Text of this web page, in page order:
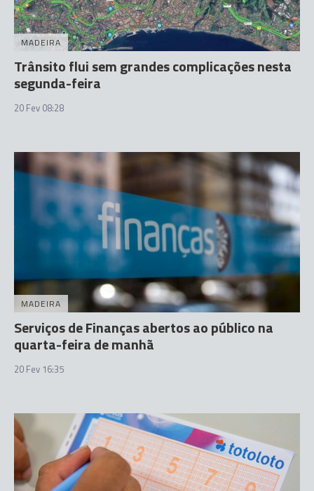
MADEIRA
Trânsito flui sem grandes complicações nesta
segunda-feira
20 Fev 08:28
MADEIRA
Serviços de Finanças abertos ao público na
quarta-feira de manhã
20 Fev 16:35